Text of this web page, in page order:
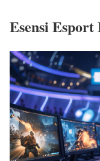
Esensi Esport